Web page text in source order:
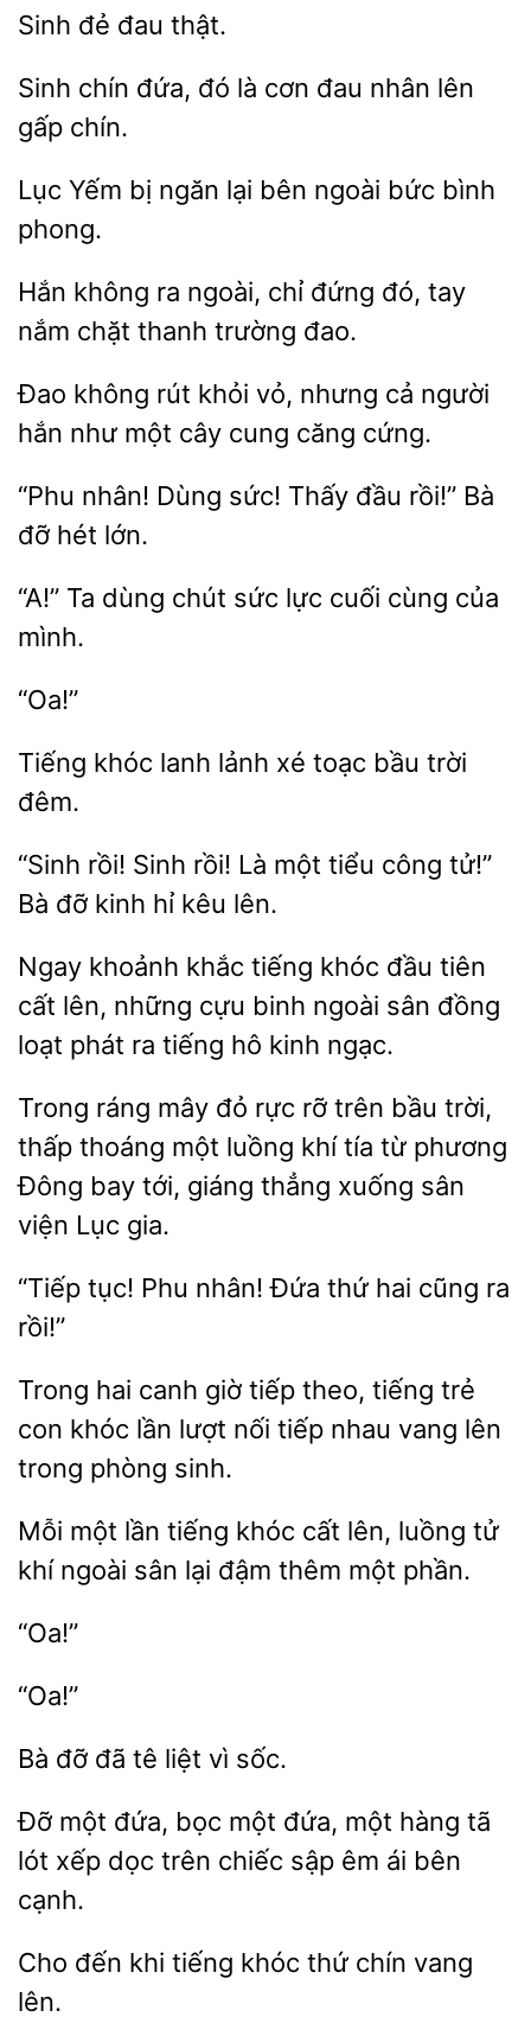
đau
đứa,
là cơn đau nhân lên
gấp chín.
Lục Yếm ngăn bên ngoài bức bình
Hắn không ra ngoài,
đứng đó, tay
nắm
thanh trường
Đao không rút khỏi
nhưng cả người
như một cây cung
cứng.
“Phu Dùng Thấy
rồi!” Bà
đỡ hét lớn.
“A!” dùng sức lực cuối
của
mình.
“Oa!”
Tiếng khóc lanh toạc bầu trời
“Sinh rồi! Sinh rồi! Là một
tử!”
Bà
kinh hỉ kêu lên.
Ngay khoảnh khắc tiếng khóc đầu tiên
cất lên, những cựu
sân đồng
phát ra tiếng hô kinh ngạc.
Trong ráng mây đỏ rực rỡ trên bầu trời,
thấp thoáng một luồng khí tía từ phương
Đông bay tới, giáng thẳng xuống
Lục
“Tiếp Phu Đứa thứ hai cũng ra
Trong hai canh giờ tiếp theo, tiếng trẻ
con khóc
lượt nối tiếp nhau
lên
trong
sinh.
một lần tiếng khóc cất lên, luồng tử
khí ngoài sân lại
một phần.
“Oa!”
“Oa!”
Bà tê vì sốc.
Đỡ bọc một
một hàng tã
lót xếp dọc trên chiếc sập êm ái bên
cạnh.
Cho khi khóc
chín vang
lên.